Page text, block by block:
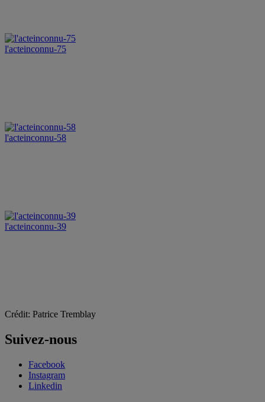
l'acteinconnu-75
l'acteinconnu-58
l'acteinconnu-39
Crédit: Patrice Tremblay
Suivez-nous
Facebook
Instagram
Linkedin